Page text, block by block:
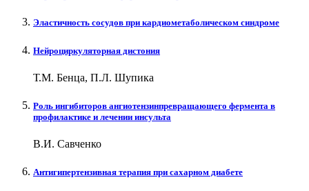
Эластичность сосудов при кардиометаболическом синдроме
Нейроциркуляторная дистония
Т.М. Бенца, П.Л. Шупика
Роль ингибиторов ангиотензинпревращающего фермента в
профилактике и лечении инсульта
В.И. Савченко
Антигипертензивная терапия при сахарном диабете